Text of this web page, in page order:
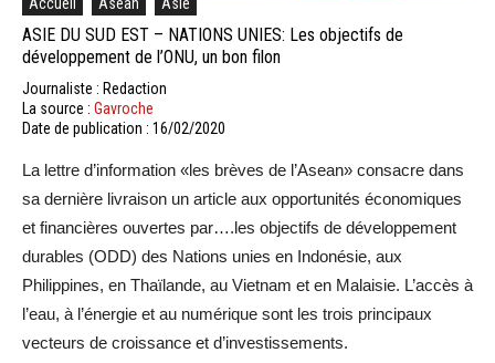
ASIE DU SUD EST – NATIONS UNIES: Les objectifs de
développement de l’ONU, un bon filon
Journaliste : Redaction
La source : Gavroche
Date de publication : 16/02/2020
La lettre d’information «les brèves de l’Asean» consacre dans
sa dernière livraison un article aux opportunités économiques
et financières ouvertes par….les objectifs de développement
durables (ODD) des Nations unies en Indonésie, aux
Philippines, en Thaïlande, au Vietnam et en Malaisie. L’accès à
l’eau, à l’énergie et au numérique sont les trois principaux
vecteurs de croissance et d’investissements.